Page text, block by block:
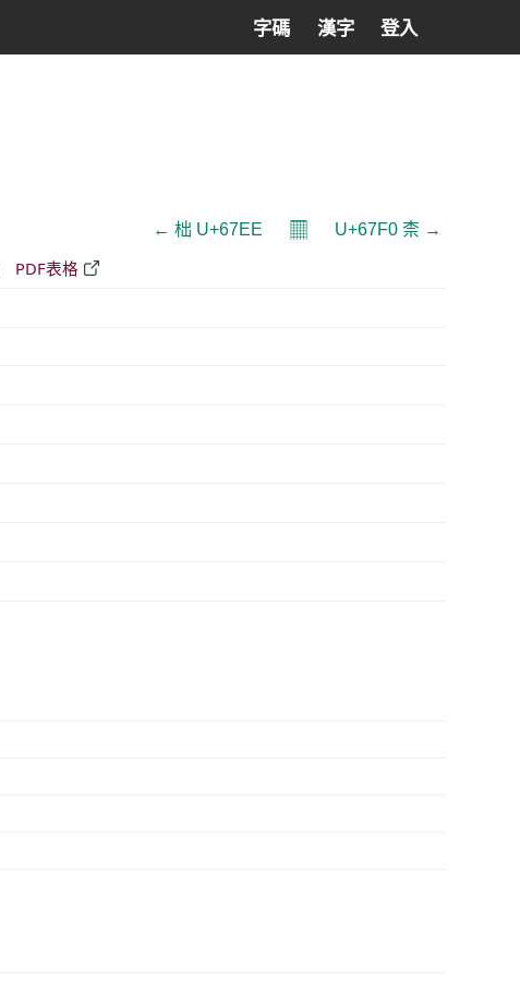
字碼 漢字 登入
← 柮 U+67EE 𝄜 U+67F0 柰 →
PDF表格